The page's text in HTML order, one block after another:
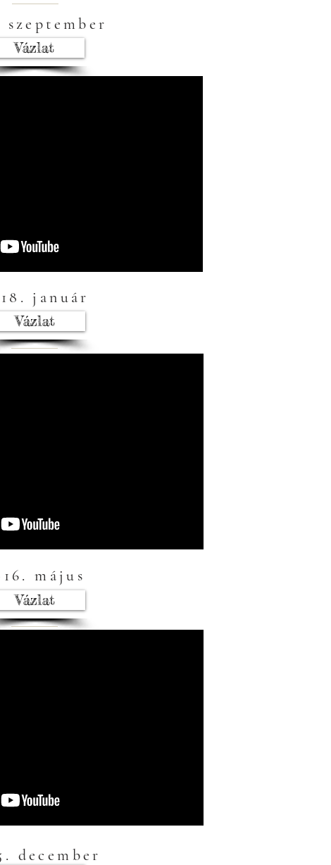
szeptember
Vázlat
január
Vázlat
május
Vázlat
december